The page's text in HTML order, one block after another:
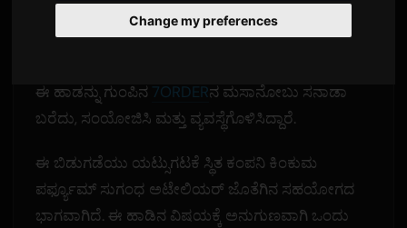
Change my preferences
ಮೊದಲ ಸಿಂಗಲ್ 'ಪರ್ಫ್ಯೂಮ್' ಜೂನ್ 3 ರಂದು ನಿಪ್ಪಾನ್
ಈ ಹಾಡನ್ನು ಗುಂಪಿನ 7ORDERನ ಮಸಾನೋಬು ಸನಾಡಾ
ಬರೆದು, ಸಂಯೋಜಿಸಿ ಮತ್ತು ವ್ಯವಸ್ಥೆಗೊಳಿಸಿದ್ದಾರೆ.
ಈ ಬಿಡುಗಡೆಯು ಯಟ್ಸುಗಟಕೆ ಸ್ಥಿತ ಕಂಪನಿ ಕಿಂಕುಮ
ಪರ್ಫ್ಯೂಮ್ ಸುಗಂಧ ಅಟೇಲಿಯರ್ ಜೊತೆಗಿನ ಸಹಯೋಗದ
ಭಾಗವಾಗಿದೆ. ಈ ಹಾಡಿನ ವಿಷಯಕ್ಕೆ ಅನುಗುಣವಾಗಿ ಒಂದು